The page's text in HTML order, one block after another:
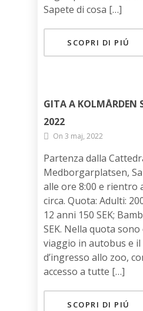
Sapete di cosa […]
SCOPRI DI PIÚ
GITA A KOLMÅRDEN
2022
On 3 maj, 2022
Partenza dalla
Medborgarplatsen,
alle ore 8:00 e rientro
circa. Quota: Adulti:
12 anni 150 SEK;
SEK. Nella quota
viaggio in autobus e
d’ingresso allo zoo,
accesso a tutte […]
SCOPRI DI PIÚ